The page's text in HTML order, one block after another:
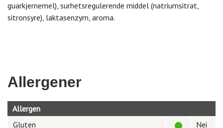
guarkjernemel), surhetsregulerende middel (natriumsitrat,
sitronsyre), laktasenzym, aroma.
Allergener
Allergen
Gluten
Nei